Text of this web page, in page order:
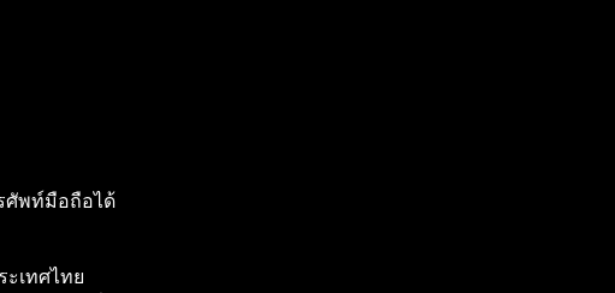
ศัพท์มือถือได้
เทศไทย